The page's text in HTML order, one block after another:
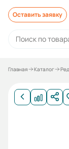
Оставить заявку
Главная Каталог